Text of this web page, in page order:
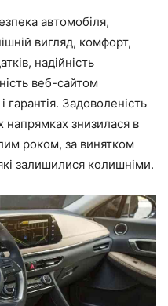
автомобіля,
вигляд, комфорт,
надійність
веб-сайтом
гарантія. Задоволеність
напрямках знизилася в
роком, за винятком
які залишилися колишніми.